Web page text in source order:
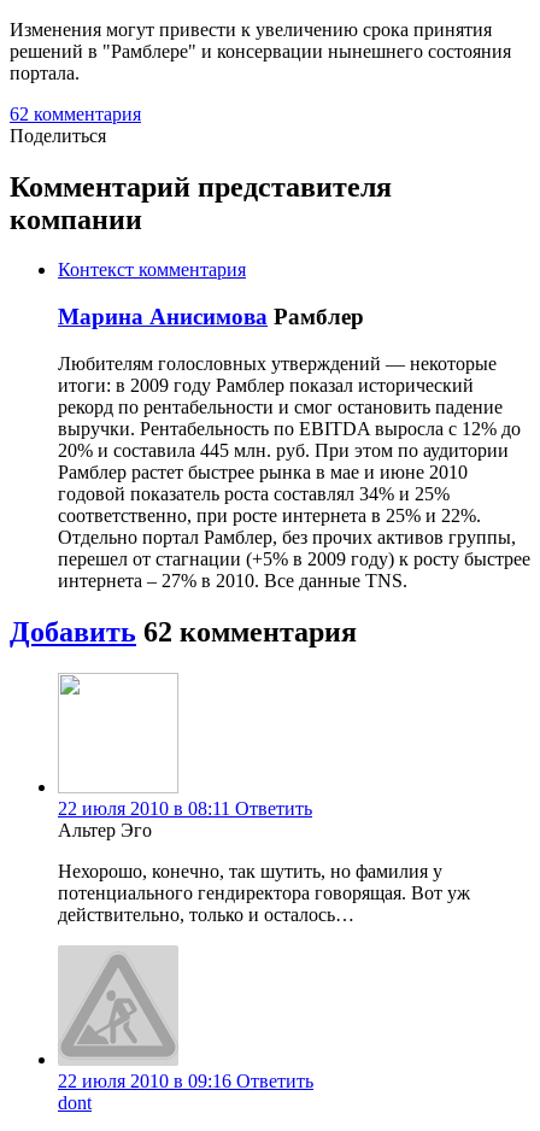
Изменения могут привести к увеличению срока принятия
решений в "Рамблере" и консервации нынешнего состояния
портала.
62 комментария
Поделиться
Комментарий представителя
компании
Контекст комментария
Марина Анисимова Рамблер
Любителям голословных утверждений — некоторые
итоги: в 2009 году Рамблер показал исторический
рекорд по рентабельности и смог остановить падение
выручки. Рентабельность по EBITDA выросла с 12% до
20% и составила 445 млн. руб. При этом по аудитории
Рамблер растет быстрее рынка в мае и июне 2010
годовой показатель роста составлял 34% и 25%
соответственно, при росте интернета в 25% и 22%.
Отдельно портал Рамблер, без прочих активов группы,
перешел от стагнации (+5% в 2009 году) к росту быстрее
интернета – 27% в 2010. Все данные TNS.
Добавить 62 комментария
22 июля 2010 в 08:11 Ответить
Альтер Эго
Нехорошо, конечно, так шутить, но фамилия у
потенциального гендиректора говорящая. Вот уж
действительно, только и осталось…
22 июля 2010 в 09:16 Ответить
dont